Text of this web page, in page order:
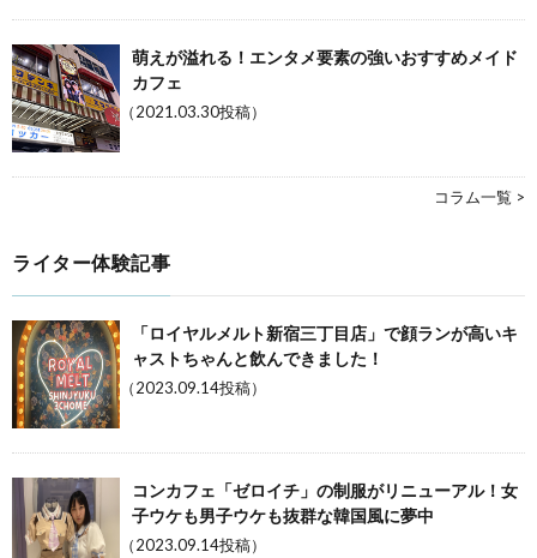
萌えが溢れる！エンタメ要素の強いおすすめメイド
カフェ
（2021.03.30投稿）
コラム一覧 >
ライター体験記事
「ロイヤルメルト新宿三丁目店」で顔ランが高いキ
ャストちゃんと飲んできました！
（2023.09.14投稿）
コンカフェ「ゼロイチ」の制服がリニューアル！女
子ウケも男子ウケも抜群な韓国風に夢中
（2023.09.14投稿）